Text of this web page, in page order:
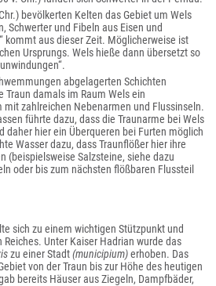
bevölkerten Kelten das Gebiet um Wels
Schwerter und Fibeln aus Eisen und
kommt aus dieser Zeit. Möglicherweise ist
Ursprungs. Wels hieße dann übersetzt so
abgelagerten Schichten
damals im Raum Wels ein
zahlreichen Nebenarmen und Flussinseln.
führte dazu, dass die Traunarme bei Wels
daher hier ein Überqueren bei Furten möglich
Wasser dazu, dass Traunflößer hier ihre
(beispielsweise Salzsteine, siehe dazu
oder bis zum nächsten flößbaren Flussteil
sich zu einem wichtigen Stützpunkt und
Unter Kaiser Hadrian wurde das
zu einer Stadt(municipium)erhoben. Das
von der Traun bis zur Höhe des heutigen
bereits Häuser aus Ziegeln, Dampfbäder,